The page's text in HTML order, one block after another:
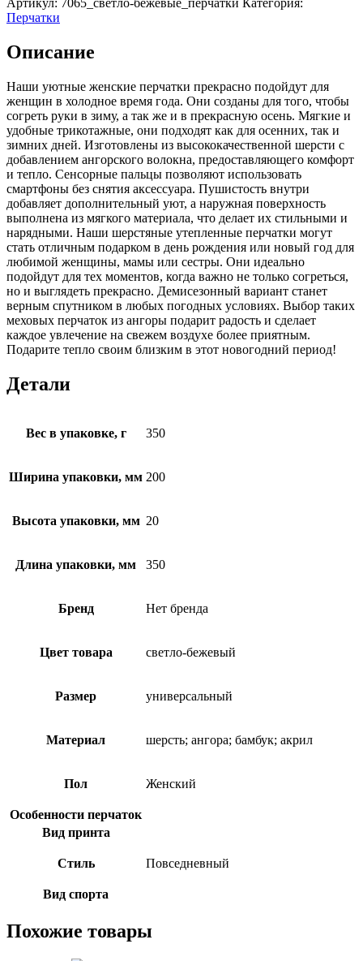
Перчатки
Описание
Наши уютные женские перчатки прекрасно подойдут для
женщин в холодное время года. Они созданы для того, чтобы
согреть руки в зиму, а так же и в прекрасную осень. Мягкие и
удобные трикотажные, они подходят как для осенних, так и
зимних дней. Изготовлены из высококачественной шерсти с
добавлением ангорского волокна, предоставляющего комфорт
и тепло. Сенсорные пальцы позволяют использовать
смартфоны без снятия аксессуара. Пушистость внутри
добавляет дополнительный уют, а наружная поверхность
выполнена из мягкого материала, что делает их стильными и
нарядными. Наши шерстяные утепленные перчатки могут
стать отличным подарком в день рождения или новый год для
любимой женщины, мамы или сестры. Они идеально
подойдут для тех моментов, когда важно не только согреться,
но и выглядеть прекрасно. Демисезонный вариант станет
верным спутником в любых погодных условиях. Выбор таких
меховых перчаток из ангоры подарит радость и сделает
каждое увлечение на свежем воздухе более приятным.
Подарите тепло своим близким в этот новогодний период!
Детали
Вес в упаковке, г 350
Ширина упаковки, мм 200
Высота упаковки, мм 20
Длина упаковки, мм 350
Бренд Нет бренда
Цвет товара светло-бежевый
Размер универсальный
Материал шерсть; ангора; бамбук; акрил
Пол Женский
Особенности перчаток
Вид принта
Стиль Повседневный
Вид спорта
Похожие товары